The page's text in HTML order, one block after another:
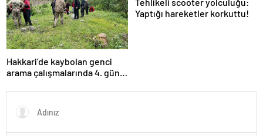
Hakkari’de kaybolan genci
arama çalışmalarında 4. gün:
omzu çıktı!
Tehlikeli scooter yolculuğu:
Yaptığı hareketler korkuttu!